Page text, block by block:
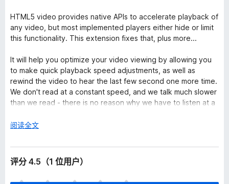
HTML5 video provides native APIs to accelerate playback of
any video, but most implemented players either hide or limit
this functionality. This extension fixes that, plus more...
It will help you optimize your video viewing by allowing you
to make quick playback speed adjustments, as well as
rewind the video to hear the last few second one more time.
We don't read at a constant speed, and we talk much slower
than we read - there is no reason why we have to listen at a
that offers HTML5 video, and you'll see a speed indicator in
top left corner of the video player. Hover over the indicator
to reveal the controls to accelerate, slowdown, or rewind
展
以
阅读全文
评分 4.5（1 位用户）